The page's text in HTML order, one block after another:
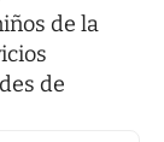
de la
de